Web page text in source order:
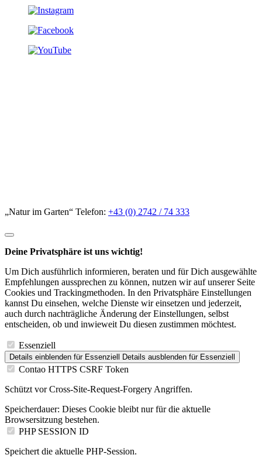
Empfehlungen aussprechen zu können, nutzen wir auf unserer Seite
Cookies und Trackingmethoden. In den Privatsphäre Einstellungen
kannst Du einsehen, welche Dienste wir einsetzen und jederzeit,
auch durch nachträgliche Änderung der Einstellungen, selbst
entscheiden, ob und inwieweit Du diesen zustimmen möchtest.
Details einblenden
Contao HTTPS CSRF Token
Browsersitzung bestehen.
PHP SESSION ID